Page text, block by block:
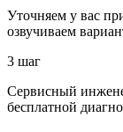
Уточняем у вас
озвучиваем
3 шаг
Сервисный
бесплатной